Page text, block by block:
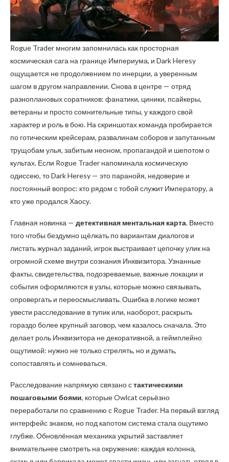
Rogue Trader многим запомнилась как просторная
космическая сага на границе Империума, и Dark Heresy
ощущается не продолжением по инерции, а уверенным
шагом в другом направлении. Снова в центре — отряд
разноплановых соратников: фанатики, циники, псайкеры,
ветераны и просто сомнительные типы, у каждого свой
характер и роль в бою. На скриншотах команда пробирается
по готическим крейсерам, развалинам соборов и запутанным
трущобам улья, забитым неоном, пропагандой и шепотом о
культах. Если Rogue Trader напоминала космическую
одиссею, то Dark Heresy — это паранойя, недоверие и
постоянный вопрос: кто рядом с тобой служит Императору, а
кто уже продался Хаосу.
Главная новинка — детективная ментальная карта. Вместо
того чтобы бездумно щёлкать по вариантам диалогов и
листать журнал заданий, игрок выстраивает цепочку улик на
огромной схеме внутри сознания Инквизитора. Узнанные
факты, свидетельства, подозреваемые, важные локации и
события оформляются в узлы, которые можно связывать,
опровергать и переосмысливать. Ошибка в логике может
увести расследование в тупик или, наоборот, раскрыть
гораздо более крупный заговор, чем казалось сначала. Это
делает роль Инквизитора не декоративной, а геймплейно
ощутимой: нужно не только стрелять, но и думать,
сопоставлять и сомневаться.
Расследование напрямую связано стактическими
пошаговыми боями, которые Owlcat серьёзно
переработали по сравнению с Rogue Trader. На первый взгляд
интерфейс знаком, но под капотом система стала ощутимо
глубже. Обновлённая механика укрытий заставляет
внимательнее смотреть на окружение: каждая колонна,